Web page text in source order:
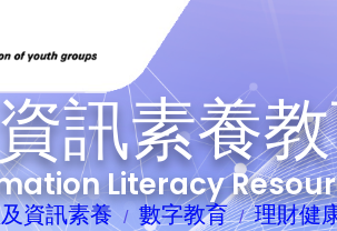
訊素養
Literacy
資訊素養 數字教育 理財健